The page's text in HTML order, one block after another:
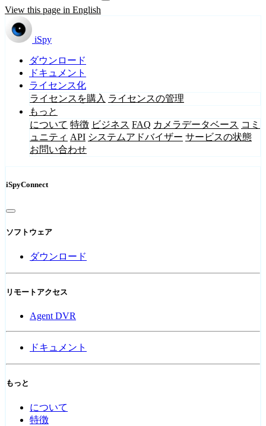
View this page in English
iSpy
ダウンロード
ドキュメント
ライセンス化
ライセンスを購入 ライセンスの管理
もっと
について 特徴 ビジネス FAQ カメラデータベース コミ
ュニティ API システムアドバイザー サービスの状態
お問い合わせ
iSpyConnect
ソフトウェア
ダウンロード
リモートアクセス
Agent DVR
ドキュメント
もっと
について
特徴